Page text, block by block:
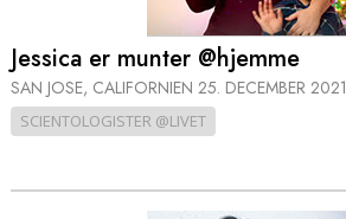
Jessica er munter @hjemme
SAN JOSE, CALIFORNIEN 25. DECEMBER 2021
SCIENTOLOGISTER @LIVET